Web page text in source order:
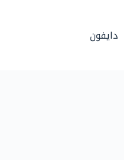
المحتوى
دايفون